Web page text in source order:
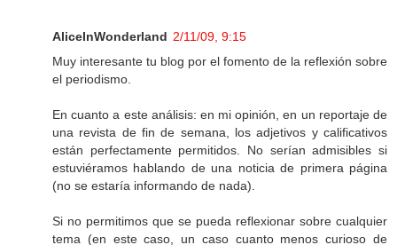
AliceInWonderland 2/11/09, 9:15
Muy interesante tu blog por el fomento de la reflexión sobre
el periodismo.
En cuanto a este análisis: en mi opinión, en un reportaje de
una revista de fin de semana, los adjetivos y calificativos
están perfectamente permitidos. No serían admisibles si
estuviéramos hablando de una noticia de primera página
(no se estaría informando de nada).
Si no permitimos que se pueda reflexionar sobre cualquier
tema (en este caso, un caso cuanto menos curioso de